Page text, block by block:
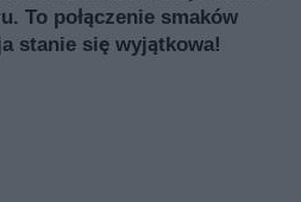
To połączenie smaków
stanie się wyjątkowa!